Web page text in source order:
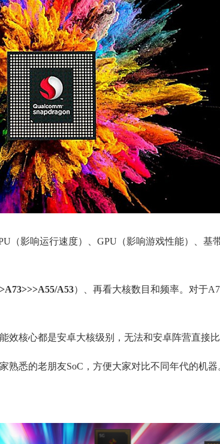
（影响运行速度）、GPU（影响游戏性能）、基
A53）、再看大核数目和频率。对于
效核心都是安卓大核级别，无法和安卓阵营直接比
熟悉的老朋友SoC，方便大家对比不同年代的机器